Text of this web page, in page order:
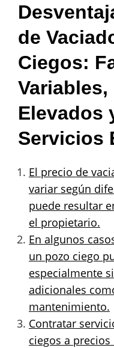
de
Ciegos:
Elevados
Servicios
El precio de
variar según
puede resultar
el propietario.
En algunos
un pozo ciego
especialmente
adicionales
mantenimiento.
Contratar
ciegos a